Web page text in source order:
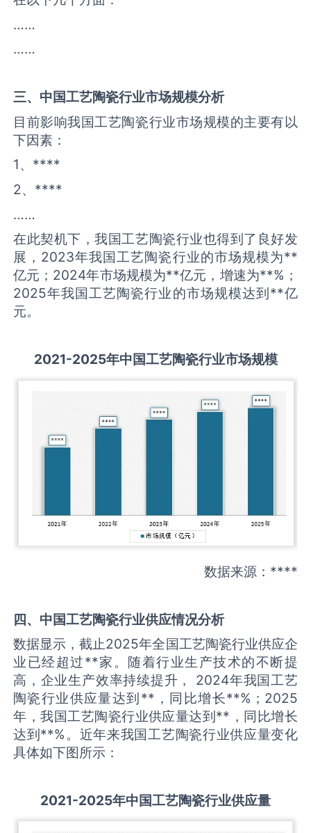
……
……
三、中国工艺陶瓷行业市场规模分析
目前影响我国工艺陶瓷行业市场规模的主要有以
下因素：
1、****
2、****
……
在此契机下，我国工艺陶瓷行业也得到了良好发
展，2023年我国工艺陶瓷行业的市场规模为**
亿元；2024年市场规模为**亿元，增速为**%；
2025年我国工艺陶瓷行业的市场规模达到**亿
元。
2021-2025年中国工艺陶瓷行业市场规模
数据来源：****
四、中国工艺陶瓷行业供应情况分析
数据显示，截止2025年全国工艺陶瓷行业供应企
业已经超过**家。随着行业生产技术的不断提
高，企业生产效率持续提升， 2024年我国工艺
陶瓷行业供应量达到**，同比增长**%；2025
年，我国工艺陶瓷行业供应量达到**，同比增长
达到**%。近年来我国工艺陶瓷行业供应量变化
具体如下图所示：
2021-2025年中国工艺陶瓷行业供应量